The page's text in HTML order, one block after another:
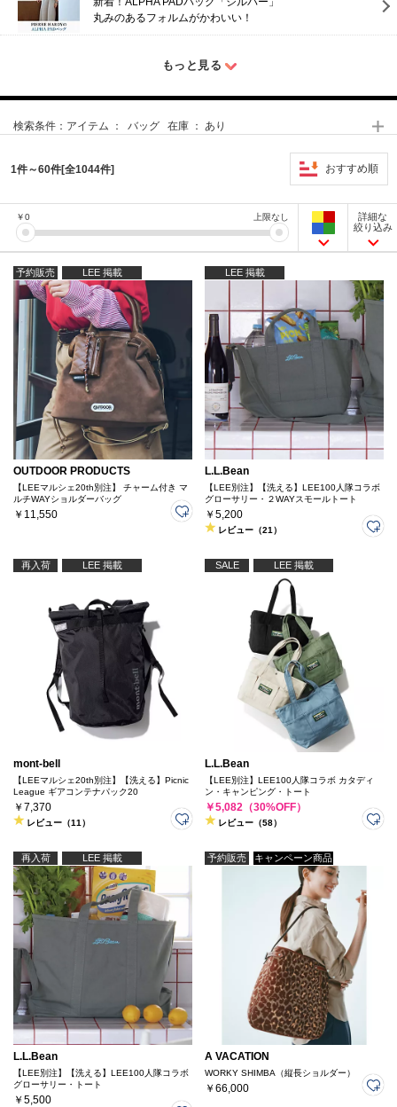
丸みのあるフォルムがかわいい！
もっと見る
検索条件： アイテム ： バッグ 在庫 ： あり
1件～60件[全1044件] おすすめ順
￥0 上限なし
詳細な
絞り込み
予約販売 LEE 掲載
OUTDOOR PRODUCTS
【LEEマルシェ20th別注】 チャーム付き マ
ルチWAYショルダーバッグ
￥11,550
LEE 掲載
L.L.Bean
【LEE別注】【洗える】LEE100人隊コラボ
グローサリー・２WAYスモールトート
￥5,200
レビュー（21）
再入荷 LEE 掲載
mont-bell
【LEEマルシェ20th別注】【洗える】Picnic
League ギアコンテナパック20
￥7,370
レビュー（11）
SALE LEE 掲載
L.L.Bean
【LEE別注】LEE100人隊コラボ カタディ
ン・キャンピング・トート
￥5,082（30%OFF）
レビュー（58）
再入荷 LEE 掲載
L.L.Bean
【LEE別注】【洗える】LEE100人隊コラボ
グローサリー・トート
￥5,500
予約販売 キャンペーン商品
A VACATION
WORKY SHIMBA（縦長ショルダー）
￥66,000